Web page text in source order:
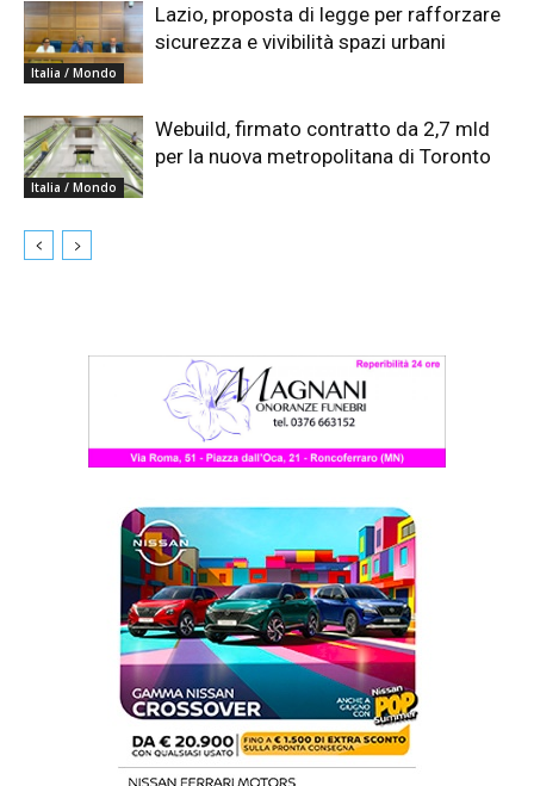
Italia / Mondo
Lazio, proposta di legge per rafforzare
sicurezza e vivibilità spazi urbani
Italia / Mondo
Webuild, firmato contratto da 2,7 mld
per la nuova metropolitana di Toronto